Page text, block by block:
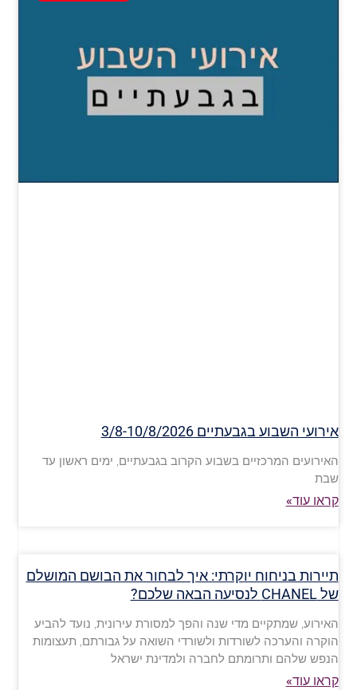
אירועי השבוע בגבעתיים 3/8-10/8/2026
האירועים המרכזיים בשבוע הקרוב בגבעתיים, ימים ראשון עד
שבת
קראו עוד»
תיירות בניחוח יוקרתי: איך לבחור את הבושם המושלם
של CHANEL לנסיעה הבאה שלכם?
האירוע, שמתקיים מדי שנה והפך למסורת עירונית, נועד להביע
הוקרה והערכה לשורדות ולשורדי השואה על גבורתם, תעצומות
הנפש שלהם ותרומתם לחברה ולמדינת ישראל
קראו עוד»